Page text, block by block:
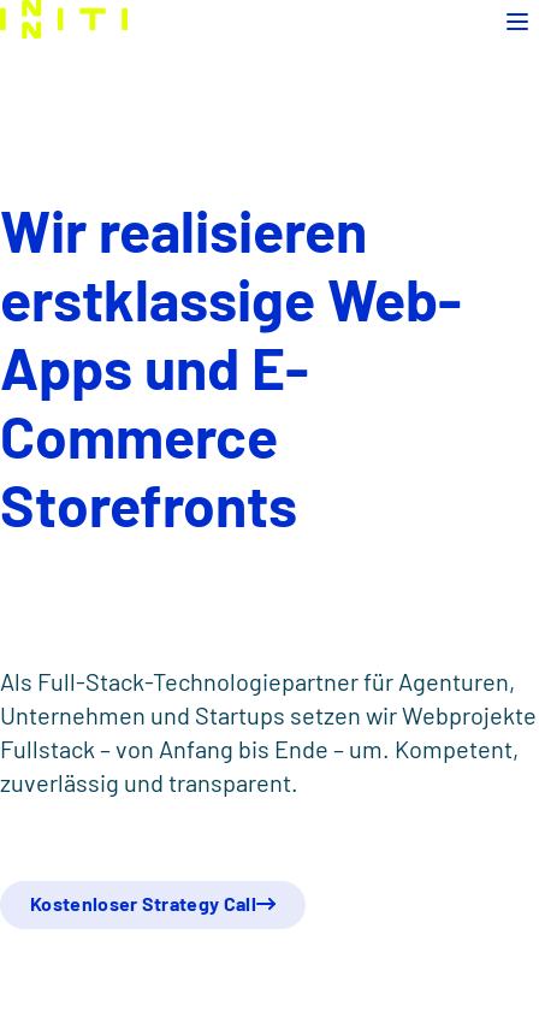
Home
Content Management
Beratung
Wir realisieren
erstklassige Web-
Apps und E-
Commerce
Storefronts
Als Full-Stack-Technologiepartner für Agenturen,
Unternehmen und Startups setzen wir Webprojekte
Fullstack – von Anfang bis Ende – um. Kompetent,
zuverlässig und transparent.
Kostenloser Strategy Call